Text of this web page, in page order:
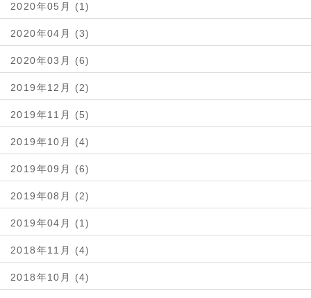
2020年05月 (1)
2020年04月 (3)
2020年03月 (6)
2019年12月 (2)
2019年11月 (5)
2019年10月 (4)
2019年09月 (6)
2019年08月 (2)
2019年04月 (1)
2018年11月 (4)
2018年10月 (4)